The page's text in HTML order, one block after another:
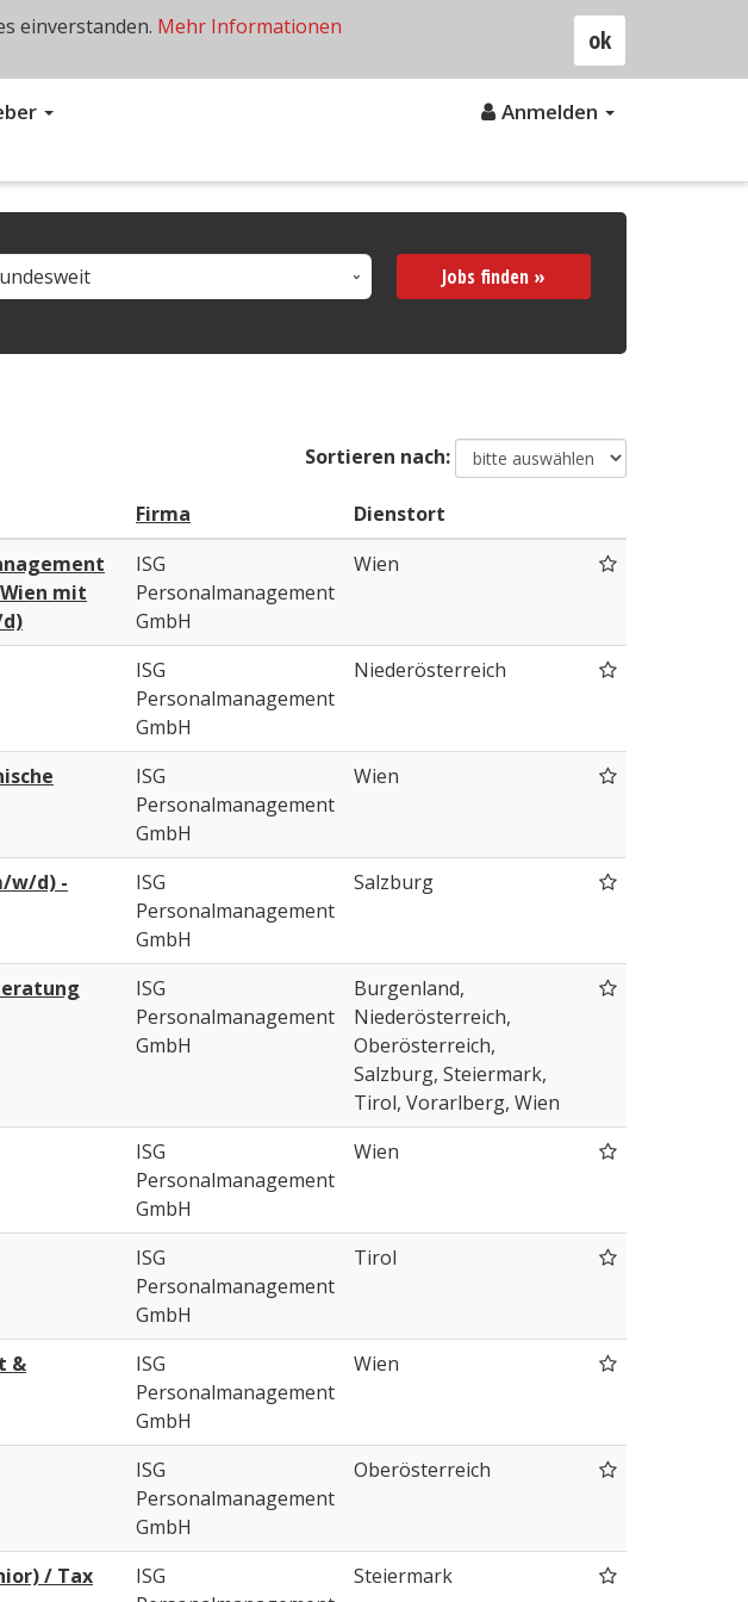
Anmelden
Jobs finden »
Sortieren nach:
Firma
Dienstort
mit
ISG
Personalmanagement
GmbH
Wien
ISG
Personalmanagement
GmbH
Niederösterreich
ISG
Personalmanagement
GmbH
Wien
w/d) -
ISG
Personalmanagement
GmbH
Salzburg
ISG
Personalmanagement
GmbH
Burgenland,
Niederösterreich,
Oberösterreich,
Salzburg, Steiermark,
Tirol, Vorarlberg, Wien
ISG
Personalmanagement
GmbH
Wien
ISG
Personalmanagement
GmbH
Tirol
&
ISG
Personalmanagement
GmbH
Wien
ISG
Personalmanagement
GmbH
Oberösterreich
/ Tax
ISG
Steiermark
ok
einverstanden. Mehr Informationen